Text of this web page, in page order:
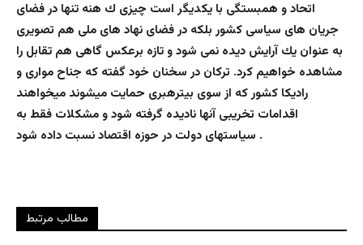
اتحاد و همبستگى با يكديگر است چيزى ك هنه تنها در فضاى
جريان هاى سياسى كشور بلكه در فضاى نهاد هاى ملى هم تصويرى
به عنوان يك آرايش ديده نمى شود و تازه برعكس گاهى هم تقابل را
مشاهده خواهيم كرد. ترکان در سخنان خود گفته که جناح مواری و
رادیکا کشور که از سوی بیترهبری حمایت میشوند میخواهند
اقدامات تخریبی آنها نادیده گرفته شود و مشکلات فقط به
سیاستهای دولت در حوزه اقتصاد نسبت داده شود .
مطالب مرتبط